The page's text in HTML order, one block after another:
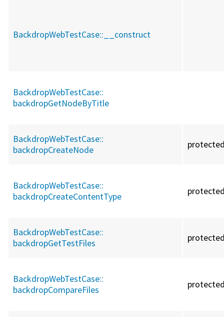
BackdropWebTestCase:: __construct
BackdropWebTestCase::
backdropGetNodeByTitle
BackdropWebTestCase::
backdropCreateNode
BackdropWebTestCase::
backdropCreateContentType
BackdropWebTestCase::
backdropGetTestFiles
BackdropWebTestCase::
backdropCompareFiles